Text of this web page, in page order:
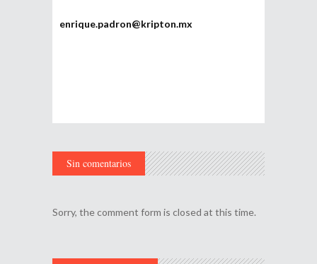
enrique.padron@kripton.mx
Sin comentarios
Sorry, the comment form is closed at this time.